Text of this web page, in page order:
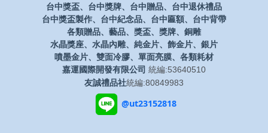
台中獎盃、台中獎牌、台中贈品、台中退休禮品
台中獎盃製作、台中紀念品、台中匾額、台中背帶
各類贈品、藝品、獎盃、獎牌、銅雕
水晶獎座、水晶內雕、純金片、飾金片、銀片
噴墨金片、雙面冷膠、單面亮膜、各類耗材
嘉運國際開發有限公司 統編:53640510
友誠禮品社統編:80849983
@ut23152818